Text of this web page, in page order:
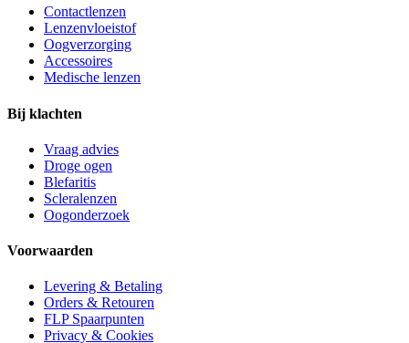
Contactlenzen
Lenzenvloeistof
Oogverzorging
Accessoires
Medische lenzen
Bij klachten
Vraag advies
Droge ogen
Blefaritis
Scleralenzen
Oogonderzoek
Voorwaarden
Levering & Betaling
Orders & Retouren
FLP Spaarpunten
Privacy & Cookies